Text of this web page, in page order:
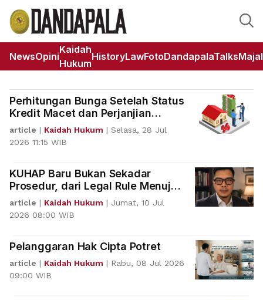
NewsOpini
Kaidah
Hukum
HistoryLawFotoDandapalaTalks
Perhitungan Bunga Setelah Status
Kredit Macet dan Perjanjian
Diakhiri Sepihak
article | Kaidah Hukum | Selasa, 28 Jul
2026 11:15 WIB
KUHAP Baru Bukan Sekadar
Prosedur, dari Legal Rule Menuju
Moral Aim
article | Kaidah Hukum | Jumat, 10 Jul
2026 08:00 WIB
Pelanggaran Hak Cipta Potret
article | Kaidah Hukum | Rabu, 08 Jul 2026
09:00 WIB